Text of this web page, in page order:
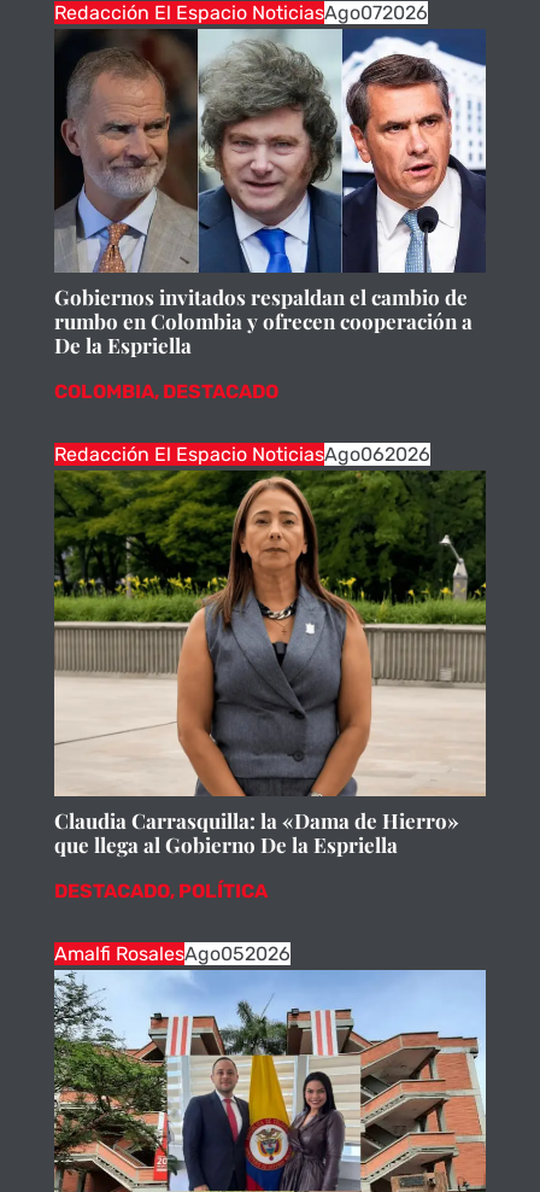
Redacción El Espacio NoticiasAgo072026
Gobiernos invitados respaldan el cambio de
rumbo en Colombia y ofrecen cooperación a
De la Espriella
COLOMBIA, DESTACADO
Redacción El Espacio NoticiasAgo062026
Claudia Carrasquilla: la «Dama de Hierro»
que llega al Gobierno De la Espriella
DESTACADO, POLÍTICA
Amalfi RosalesAgo052026